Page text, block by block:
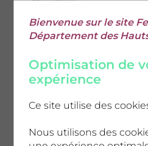
17h55 -
Maxi
18h20 -
daoud
RiffX
Bienvenue sur le site
Département des
Optimisation de
expérience
Ce site utilise des
Nous utilisons des